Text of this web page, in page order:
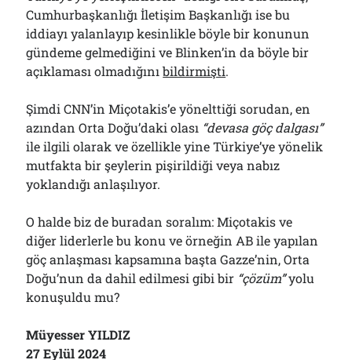
Cumhurbaşkanlığı İletişim Başkanlığı ise bu
iddiayı yalanlayıp kesinlikle böyle bir konunun
gündeme gelmediğini ve Blinken’in da böyle bir
açıklaması olmadığınıbildirmişti.
Şimdi CNN’in Miçotakis’e yönelttiği sorudan, en
azından Orta Doğu’daki olası “devasa göç dalgası”
ile ilgili olarak ve özellikle yine Türkiye’ye yönelik
mutfakta bir şeylerin pişirildiği veya nabız
yoklandığı anlaşılıyor.
O halde biz de buradan soralım: Miçotakis ve
diğer liderlerle bu konu ve örneğin AB ile yapılan
göç anlaşması kapsamına başta Gazze’nin, Orta
Doğu’nun da dahil edilmesi gibi bir “çözüm”yolu
konuşuldu mu?
Müyesser YILDIZ
27 Eylül 2024